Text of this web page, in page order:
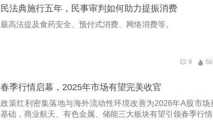
民法典施行五年，民事审判如何助力提振消费
最高法提及食药安全、预付式消费、网络消费等。
9 56
春季行情启幕，2025年市场有望完美收官
政策红利密集落地与海外流动性环境改善为2026年A股市场
基础，商业航天、有色金属、储能三大板块有望引领春季行情